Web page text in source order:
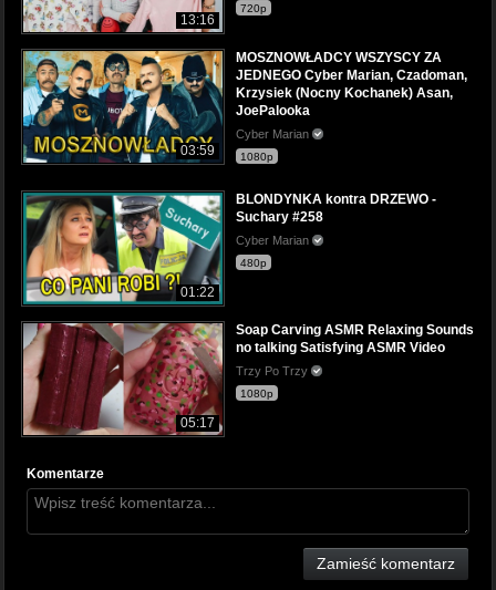
13:16
720p
03:59
MOSZNOWŁADCY WSZYSCY ZA
JEDNEGO Cyber Marian, Czadoman,
Krzysiek (Nocny Kochanek) Asan,
JoePalooka
Cyber Marian
1080p
01:22
BLONDYNKA kontra DRZEWO -
Suchary #258
Cyber Marian
480p
05:17
Soap Carving ASMR Relaxing Sounds
no talking Satisfying ASMR Video
Trzy Po Trzy
1080p
Komentarze
Zamieść komentarz